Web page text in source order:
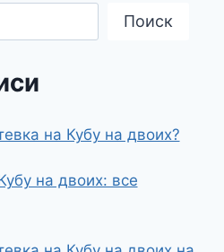
Поиск
на Кубу на двоих?
на двоих: все